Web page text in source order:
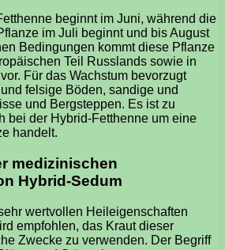
beginnt im Juni, während die
im Juli beginnt und bis August
Bedingungen kommt diese Pflanze
Teil Russlands sowie in
Für das Wachstum bevorzugt
felsige Böden, sandige und
und Bergsteppen. Es ist zu
bei der Hybrid-Fetthenne um eine
handelt.
medizinischen
Hybrid-Sedum
wertvollen Heileigenschaften
empfohlen, das Kraut dieser
Zwecke zu verwenden. Der Begriff